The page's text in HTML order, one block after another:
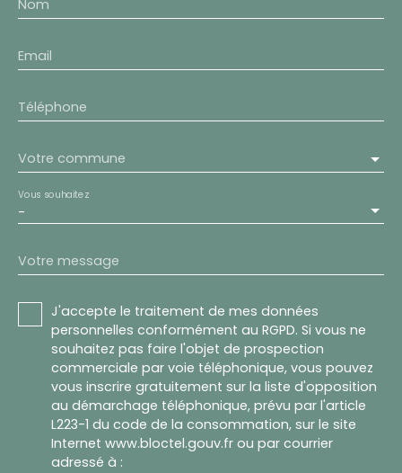
Nom
Email
Téléphone
Votre commune
-
Vous souhaitez
Votre message
J'accepte le traitement de mes données
personnelles conformément au RGPD. Si vous ne
souhaitez pas faire l'objet de prospection
commerciale par voie téléphonique, vous pouvez
vous inscrire gratuitement sur la liste d'opposition
au démarchage téléphonique, prévu par l'article
L223-1 du code de la consommation, sur le site
Internet www.bloctel.gouv.fr ou par courrier
adressé à :